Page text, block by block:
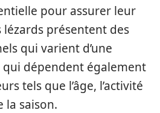
pour assurer leur
lézards présentent des
qui varient d’une
qui dépendent également
tels que l’âge, l’activité
la saison.